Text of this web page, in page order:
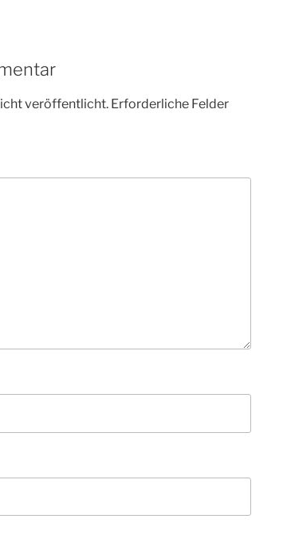
veröffentlicht. Erforderliche Felder